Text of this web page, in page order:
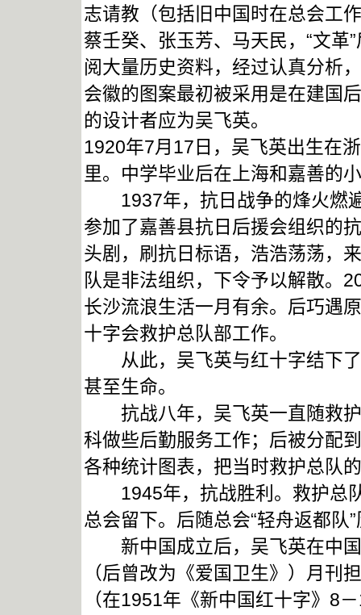
志请教（包括旧中国时在总会工
蔡壬癸、张玉芳、马天民，“文革
阅大量历史资料，经过认真分析
会徽的图案最初被采用是在建国
的设计者应为吴飞英。
1920年7月17日，吴飞英出生在
里。中学毕业后在上海和嘉善的
1937年，抗日战争的烽火燃遍
参加了嘉善县抗日后援会组织的
头剧，刷抗日标语，浩浩荡荡，
队是非法组织，下令予以解散。
长沙流浪生活一月有余。后巧遇
十字会救护总队部工作。
从此，吴飞英与红十字结下了
甚至生命。
抗战八年，吴飞英一直随救护
科做些后勤服务工作；后被分配
各种统计图表，把当时救护总队
1945年，抗战胜利。救护总队
总会留下。后随总会“轻舟返都队
新中国成立后，吴飞英在中国
（后曾改为《爱国卫生》）月刊
（在1951年《新中国红十字》8